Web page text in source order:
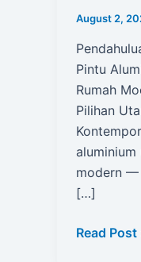
August 2,
Pintu
Rumah
Pilihan
aluminium
modern —
[…]
Pintu
Read Post